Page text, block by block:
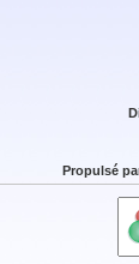
Propulsé